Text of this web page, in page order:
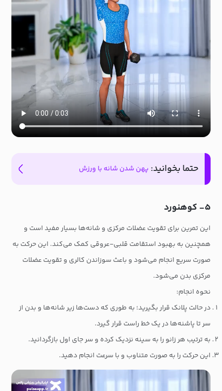
حتما بخوانید: پهن شدن شانه با ورزش
۵- کوهنورد
این تمرین برای تقویت عضلات مرکزی و شانه‌ها بسیار مفید است و
همچنین به بهبود استقامت قلبی-عروقی کمک می‌کند. این حرکت به
صورت سریع انجام می‌شود و باعث سوزاندن کالری و تقویت عضلات
مرکزی بدن می‌شود.
نحوه انجام:
در حالت پلانک قرار بگیرید؛ به طوری که دست‌ها زیر شانه‌ها و بدن از
سر تا پاشنه‌ها در یک خط راست قرار گیرد.
به ترتیب هر زانو را به سینه نزدیک کرده و سر جای اول بازگردانید.
این حرکت را به صورت متناوب و با سرعت انجام دهید.